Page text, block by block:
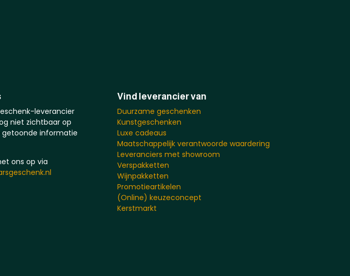
leverancier
niet zichtbaar op
getoonde informatie
ons op via
Vind leverancier van
Duurzame geschenken
Kunstgeschenken
Luxe cadeaus
Maatschappelijk verantwoorde waardering
Leveranciers met showroom
Verspakketten
Wijnpakketten
Promotieartikelen
(Online) keuzeconcept
Kerstmarkt